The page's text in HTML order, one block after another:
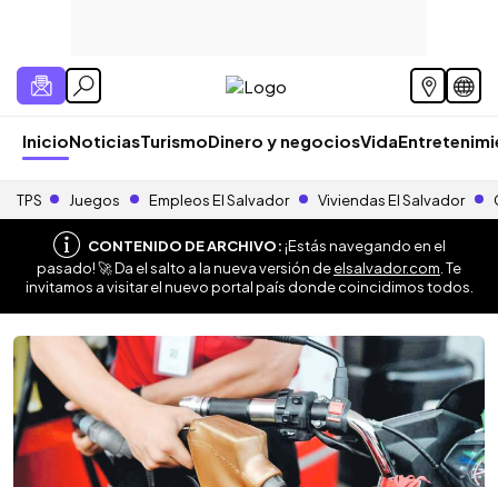
InicioNoticiasTurismoDinero y negociosVida
TPS Juegos Empleos El Salvador Viviendas El Salvador
CONTENIDO DE ARCHIVO:¡Estás navegando en el
pasado! 🚀 Da el salto a la nueva versión deelsalvador.com . Te
invitamos a visitar el nuevo portal país donde coincidimos todos.